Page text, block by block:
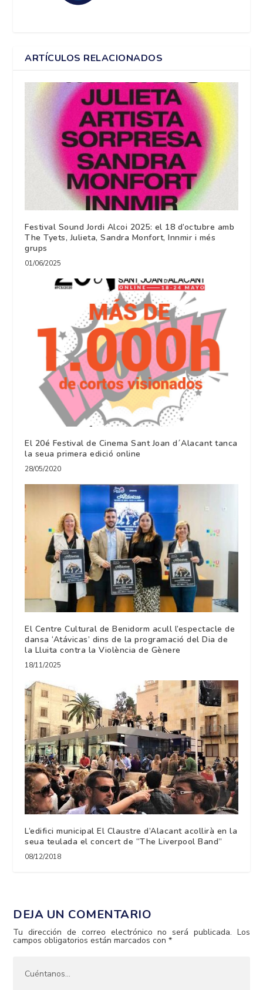
ARTÍCULOS RELACIONADOS
Festival Sound Jordi Alcoi 2025: el 18 d’octubre amb
The Tyets, Julieta, Sandra Monfort, Innmir i més
grups
01/06/2025
El 20é Festival de Cinema Sant Joan d´Alacant tanca
la seua primera edició online
28/05/2020
El Centre Cultural de Benidorm acull l’espectacle de
dansa ‘Atávicas’ dins de la programació del Dia de
la Lluita contra la Violència de Gènere
18/11/2025
L’edifici municipal El Claustre d’Alacant acollirà en la
seua teulada el concert de “The Liverpool Band”
08/12/2018
DEJA UN COMENTARIO
Tu dirección de correo electrónico no será publicada. Los
campos obligatorios están marcados con*